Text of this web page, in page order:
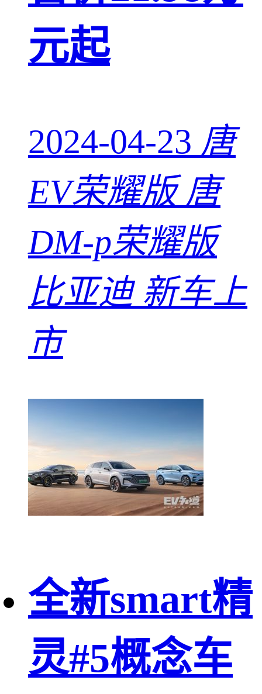
元起
2024-04-23 唐
EV荣耀版 唐
DM-p荣耀版
比亚迪 新车上
市
全新smart精
灵#5概念车